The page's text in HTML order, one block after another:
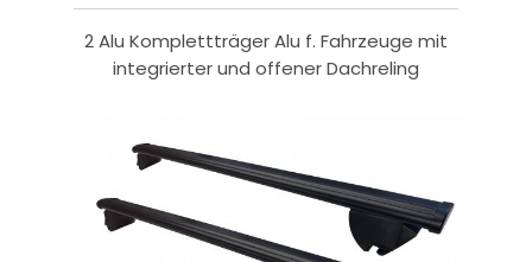
2 Alu Komplettträger Alu f. Fahrzeuge mit
integrierter und offener Dachreling